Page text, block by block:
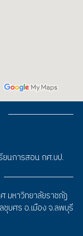
ยนการสอน กศ.บป.
มหาวิทยาลัยราชภัฏ
บศร อ.เมือง จ.ลพบุรี